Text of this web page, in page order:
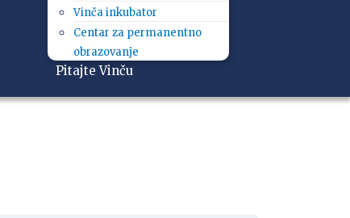
Vinča inkubator
Centar za permanentno
obrazovanje
Pitajte Vinču